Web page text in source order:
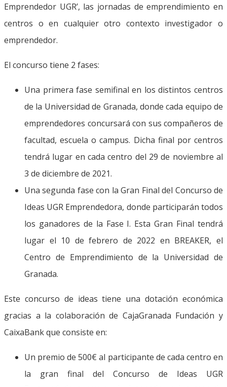
Emprendedor UGR’, las jornadas de emprendimiento en
centros o en cualquier otro contexto investigador o
emprendedor.
El concurso tiene 2 fases:
Una primera fase semifinal en los distintos centros
de la Universidad de Granada, donde cada equipo de
emprendedores concursará con sus compañeros de
facultad, escuela o campus. Dicha final por centros
tendrá lugar en cada centro del 29 de noviembre al
3 de diciembre de 2021.
Una segunda fase con la Gran Final del Concurso de
Ideas UGR Emprendedora, donde participarán todos
los ganadores de la Fase I. Esta Gran Final tendrá
lugar el 10 de febrero de 2022 en BREAKER, el
Centro de Emprendimiento de la Universidad de
Granada.
Este concurso de ideas tiene una dotación económica
gracias a la colaboración de CajaGranada Fundación y
CaixaBank que consiste en:
Un premio de 500€ al participante de cada centro en
la gran final del Concurso de Ideas UGR